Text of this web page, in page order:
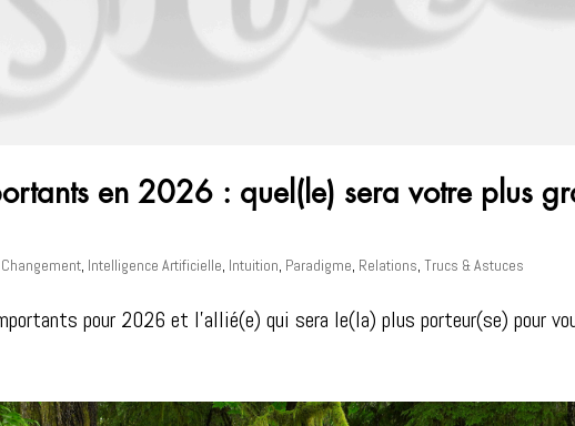
en 2026 : quel(le) sera votre plus
Changement, Intelligence Artificielle, Intuition, Paradigme, Relations,Trucs & Astuces
pour 2026 et l’allié(e) qui sera le(la) plus porteur(se) pour